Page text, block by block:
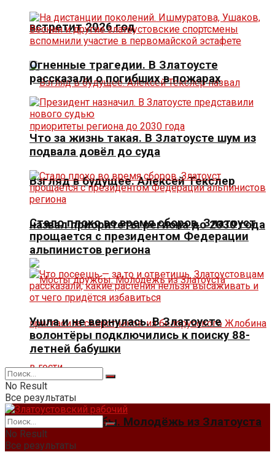
встретит 2026 год
Взгляд в будущее. Алексей Текслер
назвал приоритеты региона до 2030 года
Мосты дружбы. Молодёжь из Златоуста
Огненные трагедии. В Златоусте
рассказали о погибших в пожарах
Что за жизнь такая. В Златоусте шум из
подвала довёл до суда
Стало плохо во время сборов. Златоуст
прощается с президентом Федерации
альпинистов региона
Ушла и не вернулась. В Златоусте
волонтёры подключились к поиску 88-
летней бабушки
No Result
Все результаты
No Result
Все результаты